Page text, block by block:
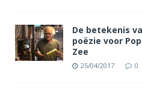
De betekenis
poëzie voor
Zee
25/04/2017 0